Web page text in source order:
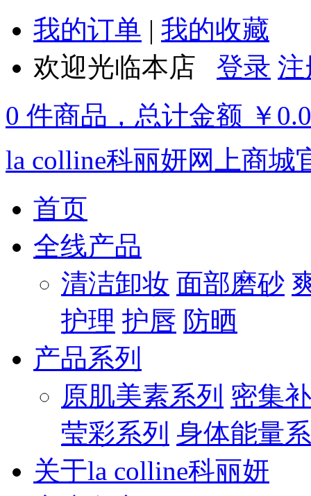
我的订单 | 我的收藏
欢迎光临本店 登录 注
0 件商品，总计金额 ￥
la colline科丽妍网上商城
首页
全线产品
清洁卸妆 面部磨砂
护理 护唇 防晒
产品系列
原肌美素系列 密集
莹彩系列 身体能量
关于la colline科丽妍